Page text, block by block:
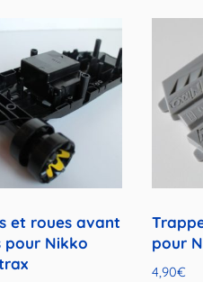
et roues avant
pour Nikko
pour
4,90€